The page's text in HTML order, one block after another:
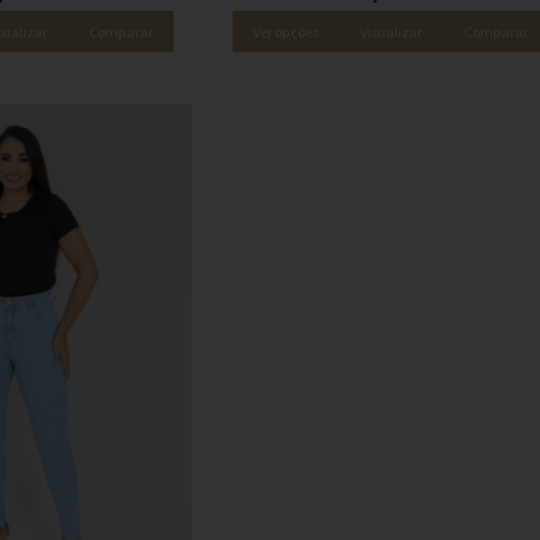
Comparar Ver opções Visualizar Comparar